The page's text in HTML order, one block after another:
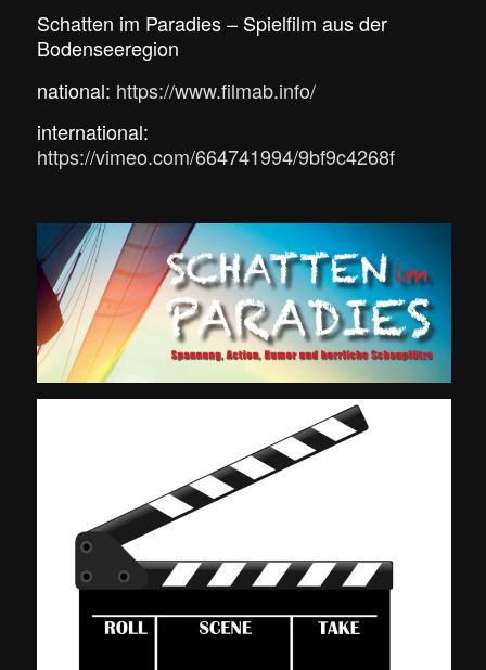
Schatten im Paradies – Spielfilm aus der
Bodenseeregion
national: https://www.filmab.info/
international:
https://vimeo.com/664741994/9bf9c4268f